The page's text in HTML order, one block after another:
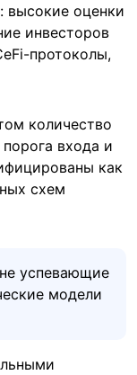
высокие оценки
инвесторов
протоколы,
количество
входа и
как
схем
успевающие
модели